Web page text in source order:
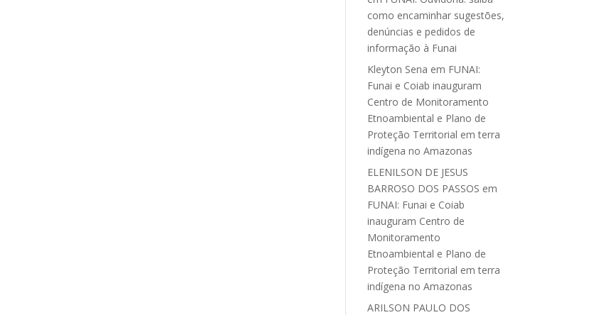
como encaminhar sugestões,
denúncias e pedidos de
informação à Funai
Kleyton Sena em FUNAI:
Funai e Coiab inauguram
Centro de Monitoramento
Etnoambiental e Plano de
Proteção Territorial em terra
indígena no Amazonas
ELENILSON DE JESUS
BARROSO DOS PASSOS em
FUNAI: Funai e Coiab
inauguram Centro de
Monitoramento
Etnoambiental e Plano de
Proteção Territorial em terra
indígena no Amazonas
ARILSON PAULO DOS